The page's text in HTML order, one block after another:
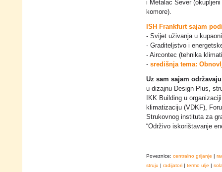
i Metalac Sever
komore).
ISH Frankfurt sajam
- Svijet uživanja u
- Graditeljstvo i
- Aircontec (tehnika
- središnja tema:
Uz sam sajam
u dizajnu Design Plus,
IKK Building u
klimatizaciju (VDKF),
Strukovnog instituta za
“Održivo iskorištavanje
Poveznice: centralno grijanje |
struju | radijatori | termo ulje |